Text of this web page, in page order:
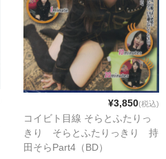
¥3,850(税込)
コイビト目線 そらとふたりっ
きり そらとふたりっきり 持
田そらPart4（BD）